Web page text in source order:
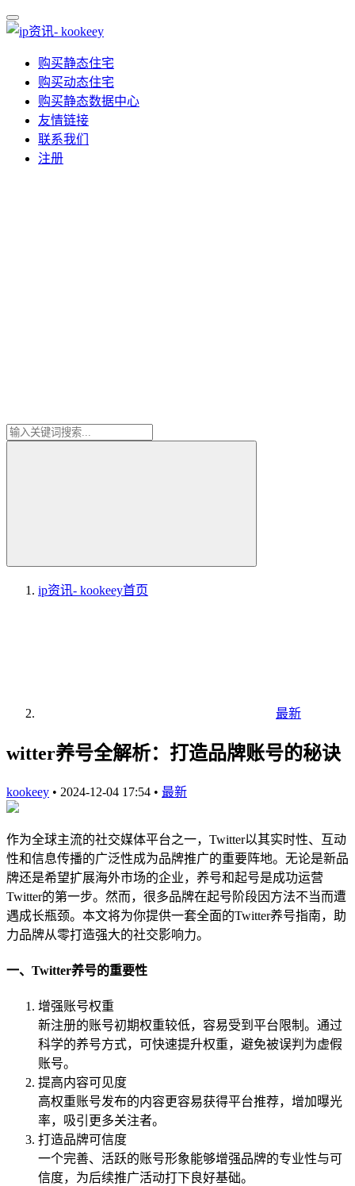
购买静态住宅
购买动态住宅
购买静态数据中心
友情链接
联系我们
注册
ip资讯- kookeey首页
最新
witter养号全解析：打造品牌账号的秘诀
kookeey • 2024-12-04 17:54 • 最新
作为全球主流的社交媒体平台之一，Twitter以其实时性、互动
性和信息传播的广泛性成为品牌推广的重要阵地。无论是新品
牌还是希望扩展海外市场的企业，养号和起号是成功运营
Twitter的第一步。然而，很多品牌在起号阶段因方法不当而遭
遇成长瓶颈。本文将为你提供一套全面的Twitter养号指南，助
力品牌从零打造强大的社交影响力。
一、Twitter养号的重要性
增强账号权重
新注册的账号初期权重较低，容易受到平台限制。通过
科学的养号方式，可快速提升权重，避免被误判为虚假
账号。
提高内容可见度
高权重账号发布的内容更容易获得平台推荐，增加曝光
率，吸引更多关注者。
打造品牌可信度
一个完善、活跃的账号形象能够增强品牌的专业性与可
信度，为后续推广活动打下良好基础。